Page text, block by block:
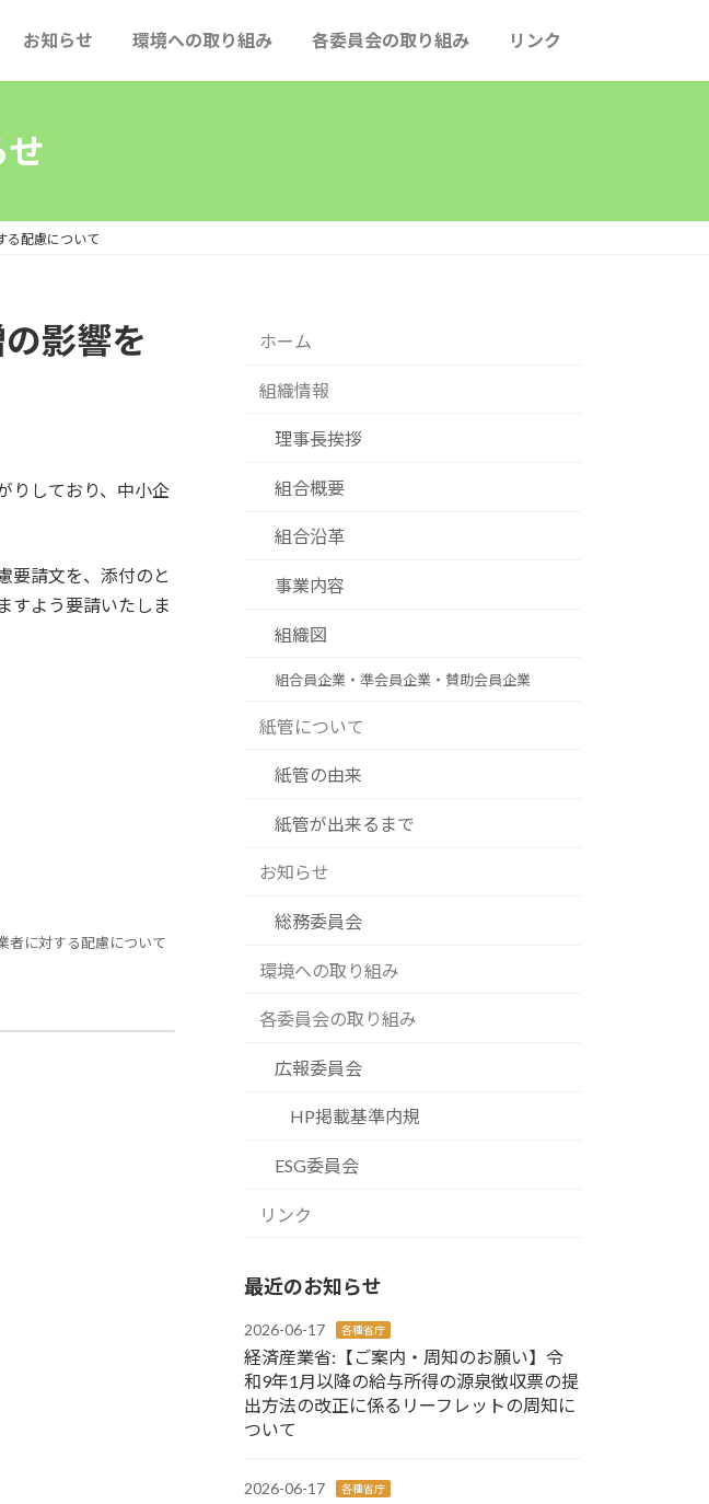
お知らせ 環境への取り組み 各委員会の取り組み リンク
せ
る配慮について
影響を
りしており、中小企
要請文を、添付のと
すよう要請いたしま
者に対する配慮について
ホーム
組織情報
理事長挨拶
組合概要
組合沿革
事業内容
組織図
組合員企業・準会員企業・賛助会員企業
紙管について
紙管の由来
紙管が出来るまで
お知らせ
総務委員会
環境への取り組み
各委員会の取り組み
広報委員会
HP掲載基準内規
ESG委員会
リンク
最近のお知らせ
2026-06-17 各種省庁
経済産業省:【ご案内・周知のお願い】令
和9年1月以降の給与所得の源泉徴収票の提
出方法の改正に係るリーフレットの周知に
ついて
2026-06-17 各種省庁